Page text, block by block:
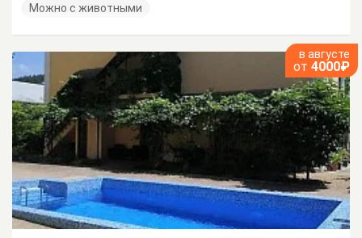
Можно с животными
в августе
от 4000₽